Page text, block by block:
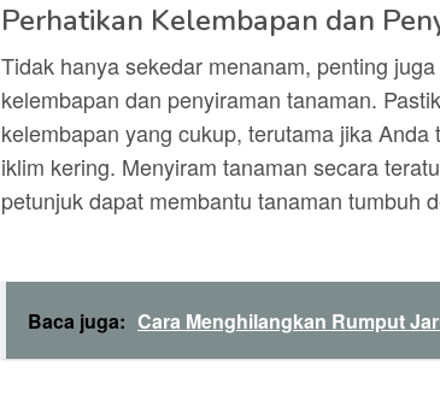
Perhatikan Kelembapan dan
Tidak hanya sekedar menanam, penting
kelembapan dan penyiraman tanaman.
kelembapan yang cukup, terutama jika
iklim kering. Menyiram tanaman secara
petunjuk dapat membantu tanaman tumbuh
Baca juga: Cara Menghilangkan Rumput